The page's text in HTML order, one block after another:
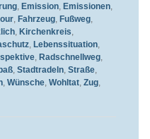
, Emission, Emissionen,
, Fahrzeug, Fußweg,
, Kirchenkreis
, Lebenssituation,
, Radschnellweg,
, Stadtradeln, Straße,
, Wünsche, Wohltat, Zug,